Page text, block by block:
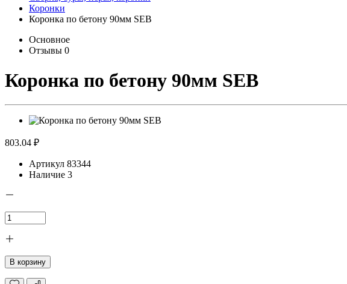
Коронки
Коронка по бетону 90мм SEB
Основное
Отзывы 0
Коронка по бетону 90мм SEB
803.04 ₽
Артикул 83344
Наличие 3
В корзину